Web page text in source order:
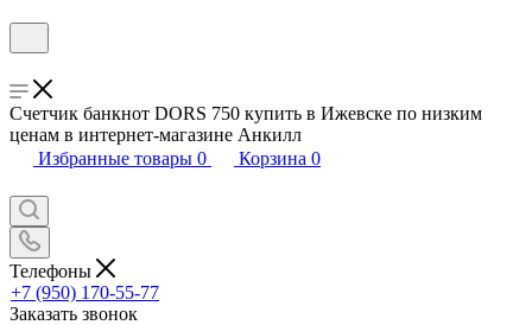
Счетчик банкнот DORS 750 купить в Ижевске по низким
ценам в интернет-магазине Анкилл
Избранные товары 0 Корзина 0
Телефоны
+7 (950) 170-55-77
Заказать звонок